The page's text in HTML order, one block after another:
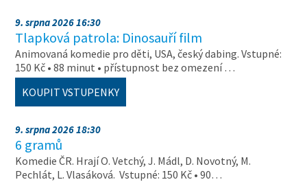
9. srpna 2026 16:30
Tlapková patrola: Dinosauří film
Animovaná komedie pro děti, USA, český dabing. Vstupné:
150 Kč • 88 minut • přístupnost bez omezení …
KOUPIT VSTUPENKY
9. srpna 2026 18:30
6 gramů
Komedie ČR. Hrají O. Vetchý, J. Mádl, D. Novotný, M.
Pechlát, L. Vlasáková. Vstupné: 150 Kč • 90…